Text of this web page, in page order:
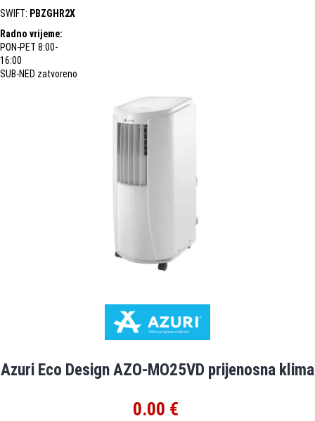
SWIFT: PBZGHR2X
Radno vrijeme:
PON-PET 8:00-
16:00
SUB-NED zatvoreno
Azuri Eco Design AZO-MO25VD prijenosna klima
0.00 €